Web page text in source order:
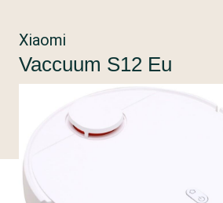
Xiaomi
Vaccuum S12 Eu